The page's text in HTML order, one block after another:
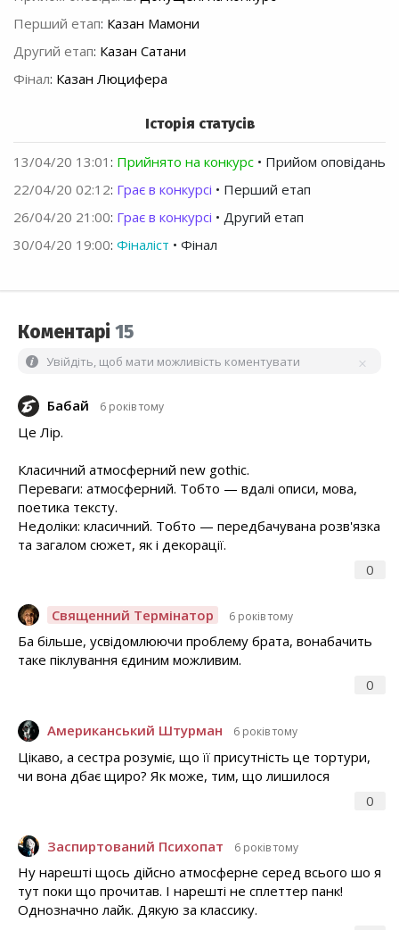
Перший етап: Казан Мамони
Другий етап: Казан Сатани
Фінал: Казан Люцифера
Історія статусів
13/04/20 13:01 : Прийнято на конкурс • Прийом оповідань
22/04/20 02:12: Грає в конкурсі • Перший етап
26/04/20 21:00: Грає в конкурсі • Другий етап
30/04/20 19:00: Фіналіст • Фінал
Коментарі 15
Увійдіть, щоб мати можливість коментувати
Бабай 6 років тому
0
Це Лір.
Класичний атмосферний new gothic.
Переваги: атмосферний. Тобто — вдалі описи, мова,
поетика тексту.
Недоліки: класичний. Тобто — передбачувана розв'язка
та загалом сюжет, як і декорації.
Священний Термінатор 6 років тому
0
Ба більше, усвідомлюючи проблему брата, вонабачить
таке піклування єдиним можливим.
Американський Штурман 6 років тому
0
Цікаво, а сестра розуміє, що її присутність це тортури,
чи вона дбає щиро? Як може, тим, що лишилося
Заспиртований Психопат 6 років тому
Ну нарешті щось дійсно атмосферне серед всього шо я
тут поки що прочитав. І нарешті не сплеттер панк!
Однозначно лайк. Дякую за классику.